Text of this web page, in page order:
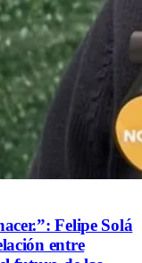
Felipe Solá
entre